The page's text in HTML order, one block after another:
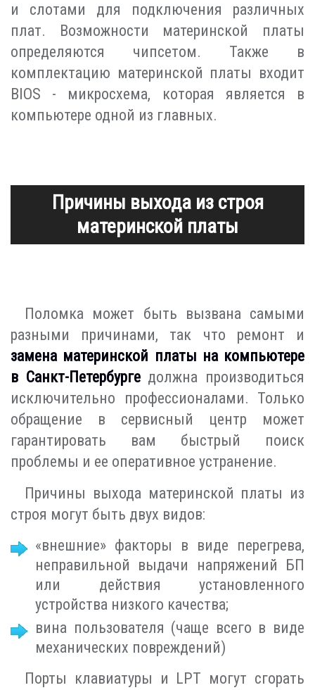
и слотами для подключения различных
плат. Возможности материнской платы
определяются чипсетом. Также в
комплектацию материнской платы входит
BIOS - микросхема, которая является в
компьютере одной из главных.
Причины выхода из строя
материнской платы
Поломка может быть вызвана самыми
разными причинами, так что ремонт и
замена материнской платы на компьютере
в Санкт-Петербургедолжна производиться
исключительно профессионалами. Только
обращение в сервисный центр может
гарантировать вам быстрый поиск
проблемы и ее оперативное устранение.
Причины выхода материнской платы из
строя могут быть двух видов:
«внешние» факторы в виде перегрева,
неправильной выдачи напряжений БП
или действия установленного
устройства низкого качества;
вина пользователя (чаще всего в виде
механических повреждений)
Порты клавиатуры и LPT могут сгорать